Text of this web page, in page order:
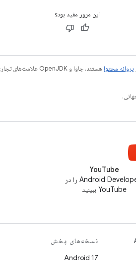
این مرور مفید بود؟
پروانه محتوا
YouTube
Android Developers را در
YouTube ببینید
نسخه‌های پخش
Android 17